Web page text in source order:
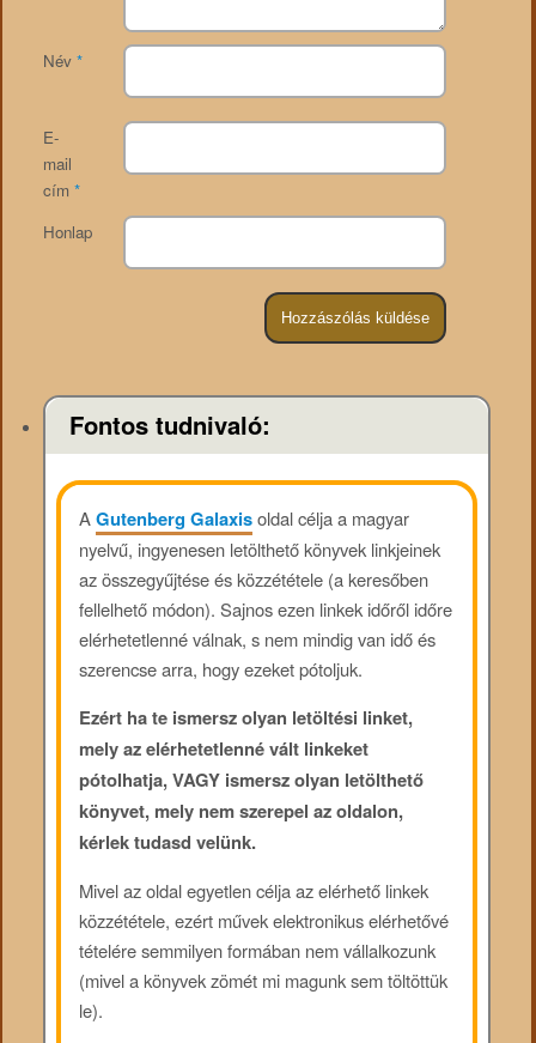
Név *
E-
mail
cím *
Honlap
Fontos tudnivaló:
AGutenberg Galaxisoldal célja a magyar
nyelvű, ingyenesen letölthető könyvek linkjeinek
az összegyűjtése és közzététele (a keresőben
fellelhető módon). Sajnos ezen linkek időről időre
elérhetetlenné válnak, s nem mindig van idő és
szerencse arra, hogy ezeket pótoljuk.
Ezért ha te ismersz olyan letöltési linket,
mely az elérhetetlenné vált linkeket
pótolhatja, VAGY ismersz olyan letölthető
könyvet, mely nem szerepel az oldalon,
kérlek tudasd velünk.
Mivel az oldal egyetlen célja az elérhető linkek
közzététele, ezért művek elektronikus elérhetővé
tételére semmilyen formában nem vállalkozunk
(mivel a könyvek zömét mi magunk sem töltöttük
le).